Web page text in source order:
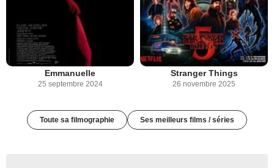
Emmanuelle
25 septembre 2024
Stranger Things
26 novembre 2025
Toute sa filmographie Ses meilleurs films / séries